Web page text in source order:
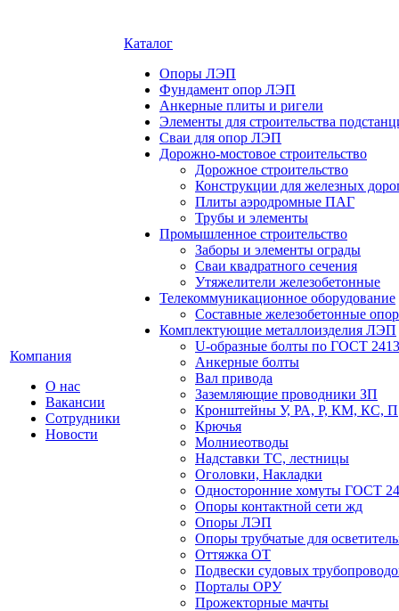
Компания
О нас
Вакансии
Сотрудники
Новости
Каталог
Опоры ЛЭП
Фундамент опор ЛЭП
Анкерные плиты и ригели
Элементы для строительства
Сваи для опор ЛЭП
Дорожно-мостовое строительство
Дорожное строительство
Конструкции для железных
Плиты аэродромные ПАГ
Трубы и элементы
Промышленное строительство
Заборы и элементы ограды
Сваи квадратного сечения
Утяжелители железобетонные
Телекоммуникационное оборудование
Составные железобетонные
Комплектующие металлоизделия ЛЭП
U-образные болты по ГОСТ
Анкерные болты
Вал привода
Заземляющие проводники ЗП
Кронштейны У, РА, Р, КМ, КС, П
Крючья
Молниеотводы
Надставки ТС, лестницы
Оголовки, Накладки
Односторонние хомуты ГОСТ
Опоры контактной сети жд
Опоры ЛЭП
Опоры трубчатые для
Оттяжка ОТ
Подвески судовых
Порталы ОРУ
Прожекторные мачты